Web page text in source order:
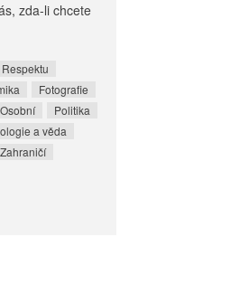
zda-li chcete
Fotografie
Osobní
Politika
a věda
Zahraničí